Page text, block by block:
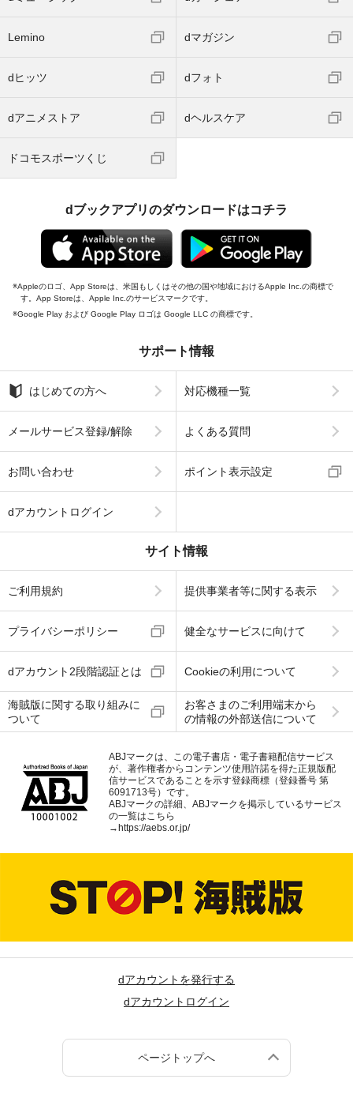
Lemino dマガジン
dヒッツ dフォト
dアニメストア dヘルスケア
ドコモスポーツくじ
dブックアプリのダウンロードはコチラ
Appleのロゴ、App Storeは、米国もしくはその他の国や地域におけるApple Inc.の商標で
す。App Storeは、Apple Inc.のサービスマークです。
Google Play および Google Play ロゴは Google LLC の商標です。
サポート情報
はじめての方へ 対応機種一覧
メールサービス登録/解除 よくある質問
お問い合わせ ポイント表示設定
dアカウントログイン
サイト情報
ご利用規約 提供事業者等に関する表示
プライバシーポリシー 健全なサービスに向けて
dアカウント2段階認証とは Cookieの利用について
海賊版に関する取り組みに
ついて
お客さまのご利用端末から
の情報の外部送信について
ABJマークは、この電子書店・電子書籍配信サービス
が、著作権者からコンテンツ使用許諾を得た正規版配
信サービスであることを示す登録商標（登録番号 第
6091713号）です。
ABJマークの詳細、ABJマークを掲示しているサービス
の一覧はこちら
→https://aebs.or.jp/
dアカウントを発行する
dアカウントログイン
ページトップへ